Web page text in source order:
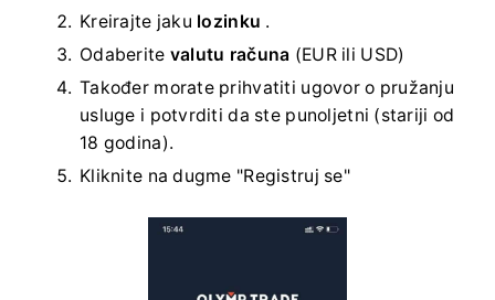
Kreirajte jaku lozinku .
Odaberite valutu računa (EUR ili USD)
Također morate prihvatiti ugovor o pružanju
usluge i potvrditi da ste punoljetni (stariji od
18 godina).
Kliknite na dugme "Registruj se"